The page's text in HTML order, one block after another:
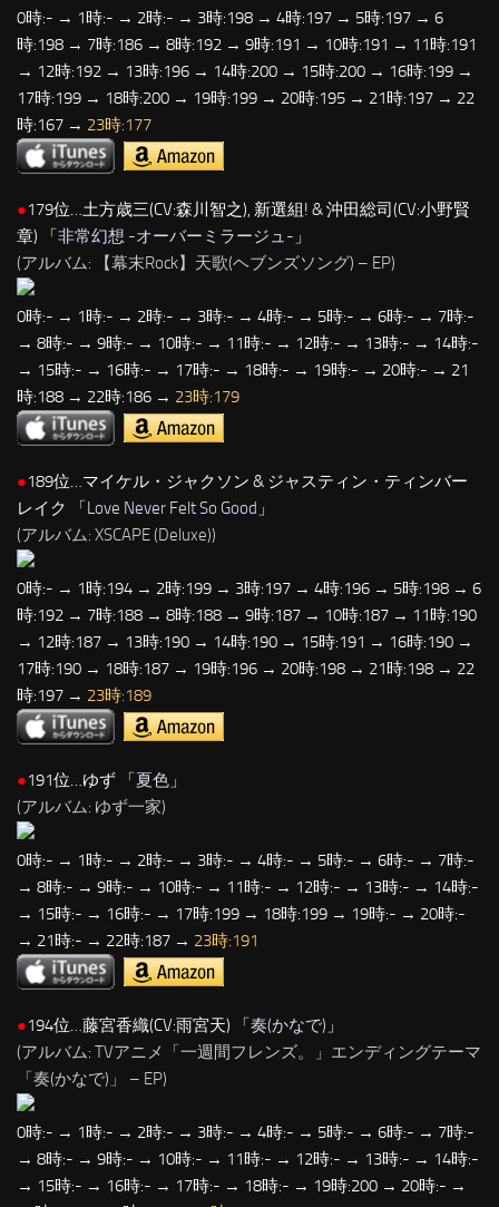
0時:- → 1時:- → 2時:- → 3時:198 → 4時:197 → 5時:197 → 6
時:198 → 7時:186 → 8時:192 → 9時:191 → 10時:191 → 11時:191
→ 12時:192 → 13時:196 → 14時:200 → 15時:200 → 16時:199 →
17時:199 → 18時:200 → 19時:199 → 20時:195 → 21時:197 → 22
時:167 → 23時:177
●179位…土方歳三(CV:森川智之), 新選組! & 沖田総司(CV:小野賢
章) 「非常幻想 -オーバーミラージュ- 」
(アルバム: 【幕末Rock】天歌(ヘブンズソング) – EP)
0時:- → 1時:- → 2時:- → 3時:- → 4時:- → 5時:- → 6時:- → 7時:-
→ 8時:- → 9時:- → 10時:- → 11時:- → 12時:- → 13時:- → 14時:-
→ 15時:- → 16時:- → 17時:- → 18時:- → 19時:- → 20時:- → 21
時:188 → 22時:186 → 23時:179
●189位…マイケル・ジャクソン & ジャスティン・ティンバー
レイク 「Love Never Felt So Good 」
(アルバム: XSCAPE (Deluxe))
0時:- → 1時:194 → 2時:199 → 3時:197 → 4時:196 → 5時:198 → 6
時:192 → 7時:188 → 8時:188 → 9時:187 → 10時:187 → 11時:190
→ 12時:187 → 13時:190 → 14時:190 → 15時:191 → 16時:190 →
17時:190 → 18時:187 → 19時:196 → 20時:198 → 21時:198 → 22
時:197 → 23時:189
●191位…ゆず 「夏色 」
(アルバム: ゆず一家)
0時:- → 1時:- → 2時:- → 3時:- → 4時:- → 5時:- → 6時:- → 7時:-
→ 8時:- → 9時:- → 10時:- → 11時:- → 12時:- → 13時:- → 14時:-
→ 15時:- → 16時:- → 17時:199 → 18時:199 → 19時:- → 20時:-
→ 21時:- → 22時:187 → 23時:191
●194位…藤宮香織(CV:雨宮天) 「奏(かなで) 」
(アルバム: TVアニメ「一週間フレンズ。」エンディングテーマ
「奏(かなで)」 – EP)
0時:- → 1時:- → 2時:- → 3時:- → 4時:- → 5時:- → 6時:- → 7時:-
→ 8時:- → 9時:- → 10時:- → 11時:- → 12時:- → 13時:- → 14時:-
→ 15時:- → 16時:- → 17時:- → 18時:- → 19時:200 → 20時:- →